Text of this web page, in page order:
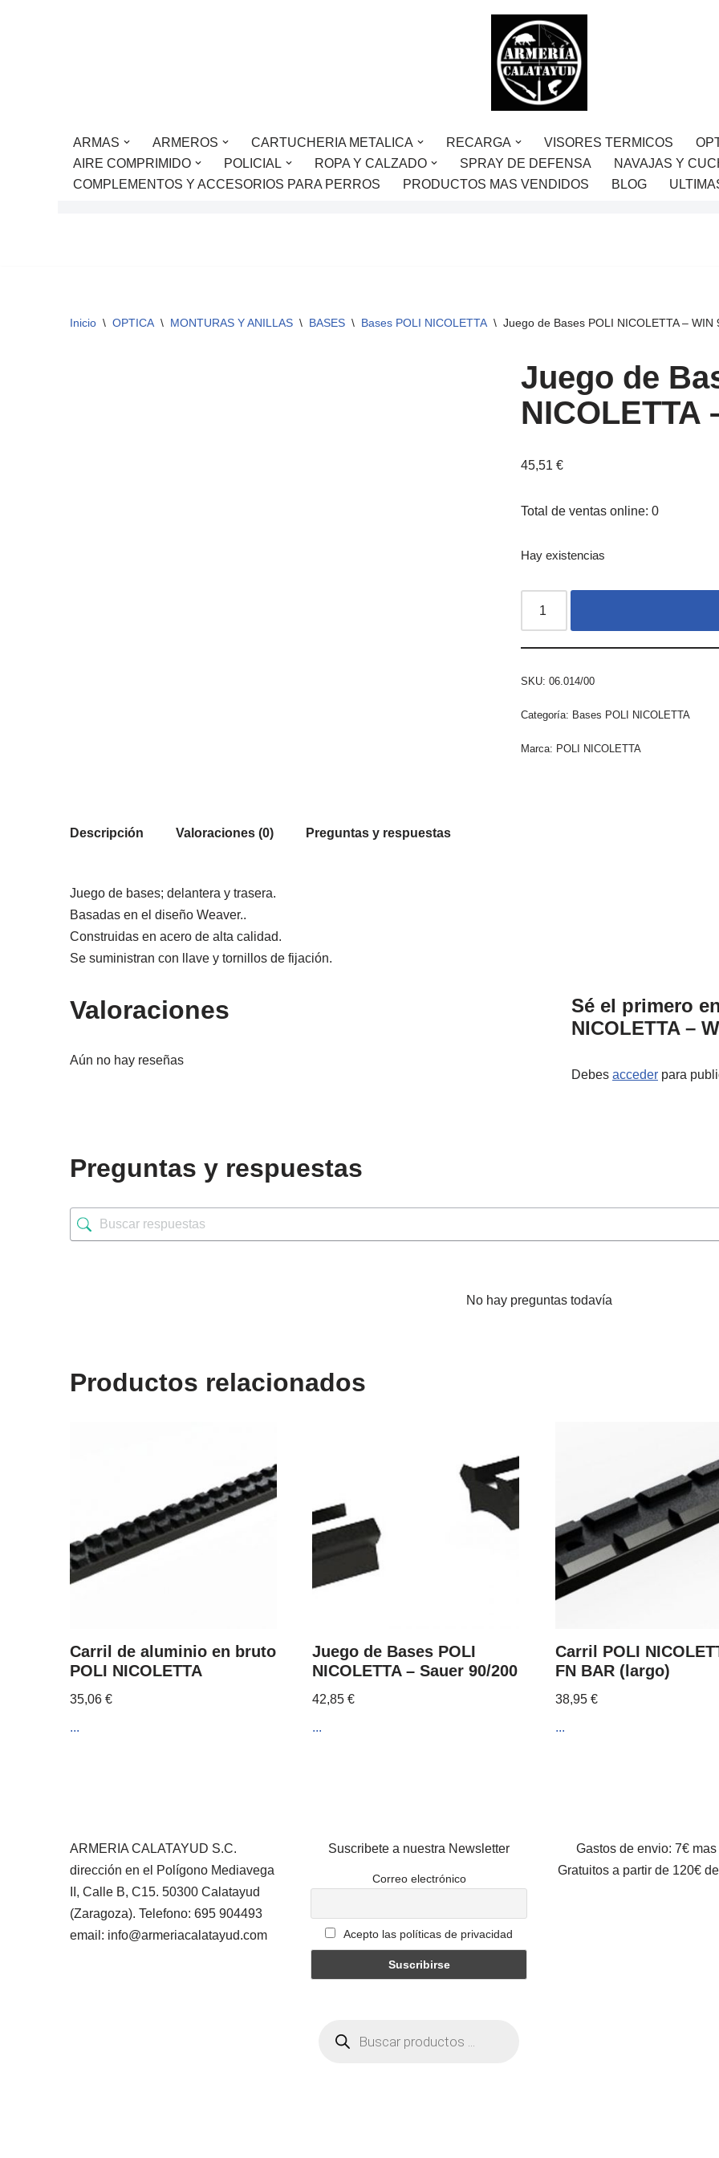
ARMAS ARMEROS CARTUCHERIA METALICA RECARGA VISORES TERMICOS
AIRE COMPRIMIDO
POLICIAL ROPA Y CALZADO SPRAY DE DEFENSA NAVAJAS Y
COMPLEMENTOS Y ACCESORIOS PARA PERROS
PRODUCTOS MAS VENDIDOS BLOG
Inicio \ OPTICA \ MONTURAS Y ANILLAS \ BASES \ Bases POLI NICOLETTA \ Juego de Bases POLI NICOLETTA – WIN
Juego de
NICOLETTA
45,51 €
Total de ventas online: 0
Hay existencias
SKU: 06.014/00
Categoría: Bases POLI NICOLETTA
Marca: POLI NICOLETTA
Descripción Valoraciones (0) Preguntas y respuestas
Juego de bases; delantera y trasera.
Basadas en el diseño Weaver..
Construidas en acero de alta calidad.
Se suministran con llave y tornillos de fijación.
Valoraciones
Aún no hay reseñas
Sé el primero
NICOLETTA –
Debes acceder para
Preguntas y respuestas
No hay preguntas todavía
Productos relacionados
Carril de aluminio en bruto
POLI NICOLETTA
35,06 €
...
Juego de Bases POLI
NICOLETTA – Sauer 90/200
42,85€
...
Carril POLI
FN BAR (largo)
38,95 €
...
ARMERIA CALATAYUD S.C.
dirección en el Polígono Mediavega
II, Calle B, C15. 50300 Calatayud
(Zaragoza). Telefono: 695 904493
email: info@armeriacalatayud.com
Suscribete a nuestra Newsletter
Correo electrónico
Acepto las políticas de privacidad
Gastos de envio: 7€ mas
Gratuitos a partir de 120€